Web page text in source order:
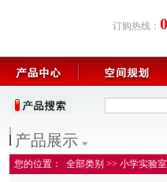
订购热线：
产品展示
您的位置： 全部类别 >> 小学实验